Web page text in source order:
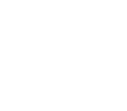
Programm für alle
sind mühelos in die Tat
spannendes Hintergrundwissen,
ergänzt. Denn jeder kann
müssen nur endlich damit